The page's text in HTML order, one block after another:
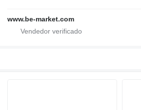
www.be-market.com